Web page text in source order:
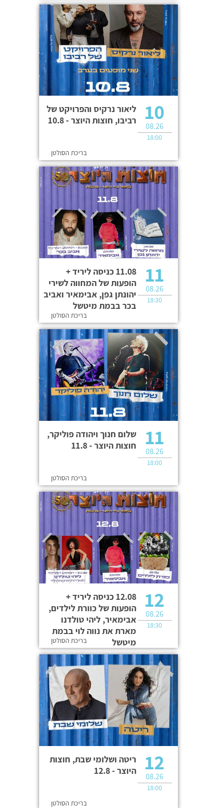
ליאור נרקיס והפרויקט של
רביבו, חוצות היוצר - 10.8
בריכת הסולטן
10
08.26
18:00
11.08 כניסה ליריד +
הופעות של המחווה לשירי
יהונתן גפן, אבימאיר ואביב
בכר בבמת מיטשל
בריכת הסולטן
11
08.26
18:30
שלום חנוך ויהודה פוליקר,
חוצות היוצר - 11.8
בריכת הסולטן
11
08.26
18:00
12.08 כניסה ליריד +
הופעות של כוורת לילדים,
אבימאיר, ליהי טולדנו
מארת את נווה לוי בבמת
מיטשל
בריכת הסולטן
12
08.26
18:30
ריטה ושלומי שבת, חוצות
היוצר - 12.8
בריכת הסולטן
12
08.26
18:00